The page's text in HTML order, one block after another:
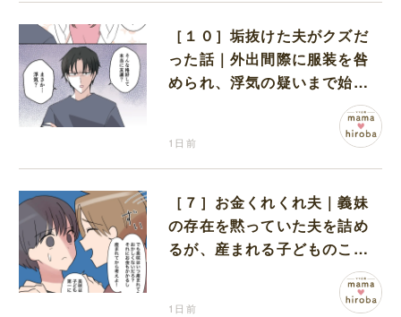
［１０］垢抜けた夫がクズだ
った話｜外出間際に服装を咎
められ、浮気の疑いまで始め
1日前
［７］お金くれくれ夫｜義妹
の存在を黙っていた夫を詰め
るが、産まれる子どものこと
を第一に考えてと流される
1日前